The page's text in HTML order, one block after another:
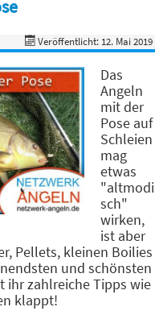
Veröffentlicht: 12. Mai 2019
Das
Angeln
mit der
Pose auf
Schleien
mag
etwas
"altmodi
sch"
wirken,
ist aber
Pellets, kleinen Boilies
und schönsten
ihr zahlreiche Tipps wie
klappt!